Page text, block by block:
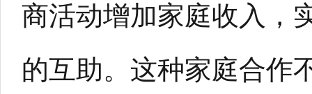
商活动增加家庭收入，
的互助。这种家庭合作